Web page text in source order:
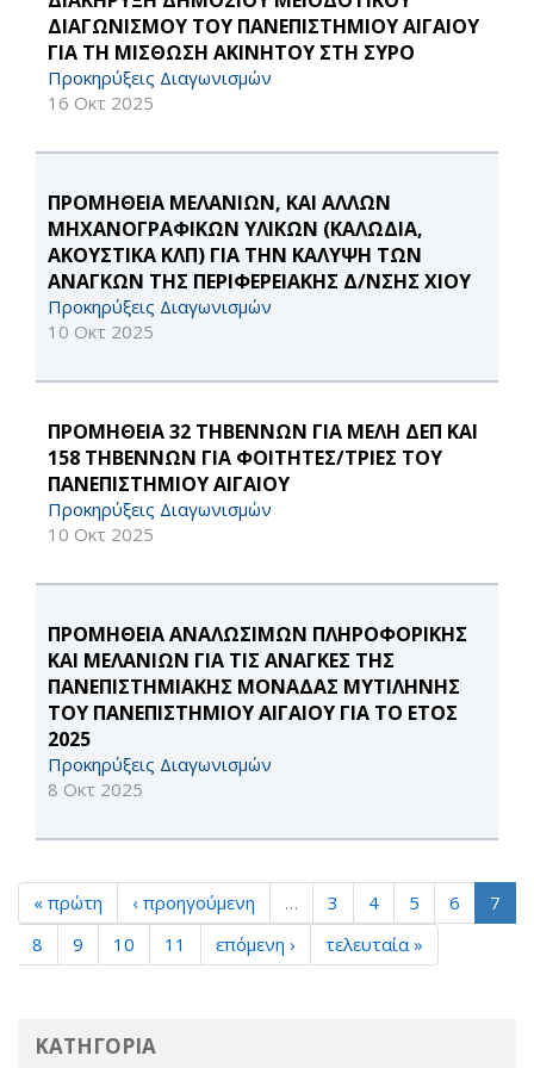
ΔΙΑΓΩΝΙΣΜΟΥ ΤΟΥ ΠΑΝΕΠΙΣΤΗΜΙΟΥ ΑΙΓΑΙΟΥ
ΓΙΑ ΤΗ ΜΙΣΘΩΣΗ ΑΚΙΝΗΤOY ΣΤΗ ΣΥΡΟ
Προκηρύξεις Διαγωνισμών
16 Οκτ 2025
ΠΡΟΜΗΘΕΙΑ ΜΕΛΑΝΙΩΝ, ΚΑΙ ΑΛΛΩΝ
ΜΗΧΑΝΟΓΡΑΦΙΚΩΝ ΥΛΙΚΩΝ (ΚΑΛΩΔΙΑ,
ΑΚΟΥΣΤΙΚΑ ΚΛΠ) ΓΙΑ ΤΗΝ ΚΑΛΥΨΗ ΤΩΝ
ΑΝΑΓΚΩΝ ΤΗΣ ΠΕΡΙΦΕΡΕΙΑΚΗΣ Δ/ΝΣΗΣ ΧΙΟΥ
Προκηρύξεις Διαγωνισμών
10 Οκτ 2025
ΠΡΟΜΗΘΕΙΑ 32 ΤΗΒΕΝΝΩΝ ΓΙΑ ΜΕΛΗ ΔΕΠ ΚΑΙ
158 ΤΗΒΕΝΝΩΝ ΓΙΑ ΦΟΙΤΗΤΕΣ/ΤΡΙΕΣ ΤΟΥ
ΠΑΝΕΠΙΣΤΗΜΙΟΥ ΑΙΓΑΙΟΥ
Προκηρύξεις Διαγωνισμών
10 Οκτ 2025
ΠΡΟΜΗΘΕΙΑ ΑΝΑΛΩΣΙΜΩΝ ΠΛΗΡΟΦΟΡΙΚΗΣ
ΚΑΙ ΜΕΛΑΝΙΩΝ ΓΙΑ ΤΙΣ ΑΝΑΓΚΕΣ ΤΗΣ
ΠΑΝΕΠΙΣΤΗΜΙΑΚΗΣ ΜΟΝΑΔΑΣ ΜΥΤΙΛΗΝΗΣ
ΤΟΥ ΠΑΝΕΠΙΣΤΗΜΙΟΥ ΑΙΓΑΙΟΥ ΓΙΑ ΤΟ ΕΤΟΣ
2025
Προκηρύξεις Διαγωνισμών
8 Οκτ 2025
« πρώτη ‹ προηγούμενη … 3 4 5 6
7
8
9 10 11 επόμενη › τελευταία »
ΚΑΤΗΓΟΡΙΑ